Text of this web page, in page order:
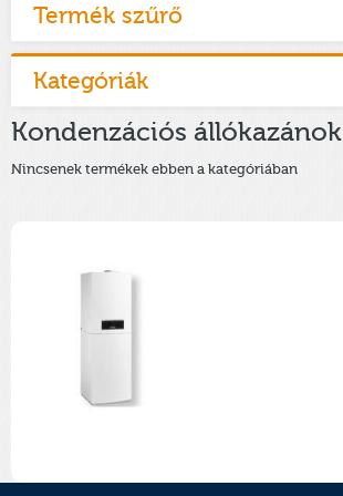
Termék szűrő
Kategóriák
Kondenzációs állókazánok
Nincsenek termékek ebben a kategóriában